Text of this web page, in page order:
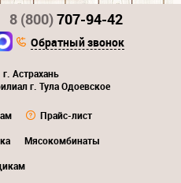
Астрахань
г. Тула Одоевское
Прайс-лист
Мясокомбинаты
8 (800)707-94-42
Обратный звонок